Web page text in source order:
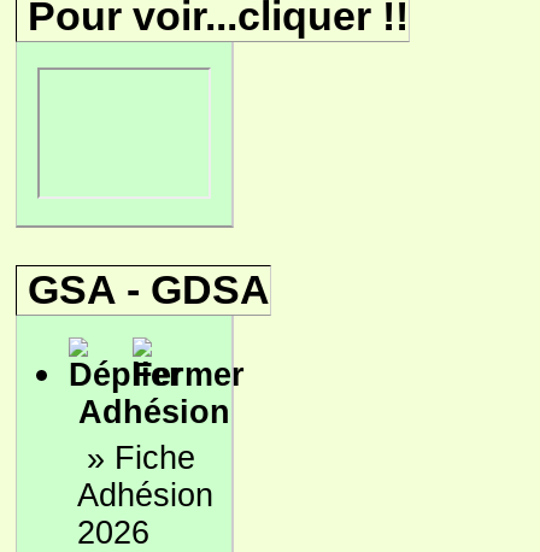
Pour voir...cliquer !!
GSA - GDSA
Adhésion
» Fiche
Adhésion
2026